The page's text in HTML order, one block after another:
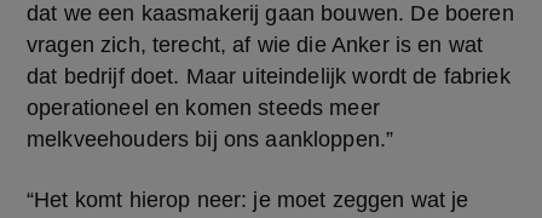
dat we een kaasmakerij gaan bouwen. De boeren
vragen zich, terecht, af wie die Anker is en wat
dat bedrijf doet. Maar uiteindelijk wordt de fabriek
operationeel en komen steeds meer
melkveehouders bij ons aankloppen.”
“Het komt hierop neer: je moet zeggen wat je